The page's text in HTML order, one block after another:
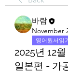
바람
November
영어원서읽
2025년 12
일본편 - 가